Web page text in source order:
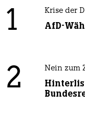
1 Krise der
AfD-
2 Nein zum